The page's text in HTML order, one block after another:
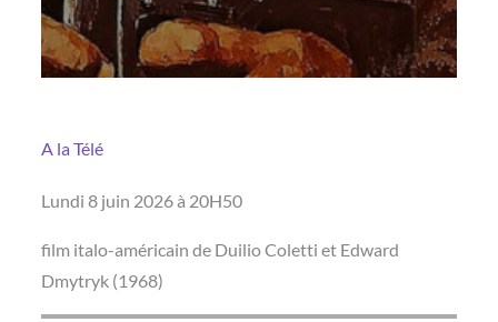
A la Télé
Lundi 8 juin 2026 à 20H50
film italo-américain de Duilio Coletti et Edward
Dmytryk (1968)